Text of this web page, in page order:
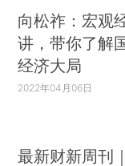
向松祚：宏观
讲，带你了解
经济大局
2022年04月06日
最新财新周刊